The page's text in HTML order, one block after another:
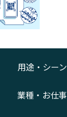
用途・シーン
業種・お仕事